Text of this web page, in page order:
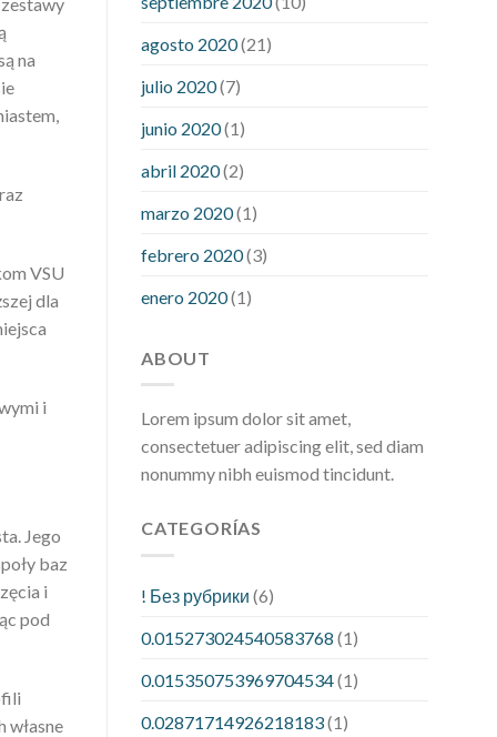
na
VSU
dla
i
Jego
baz
i
pod
własne
hour after eatingwhat to do when
diabetic blood sugar is high
agosto 2020(21)
julio 2020(7)
junio 2020(1)
abril 2020(2)
marzo 2020(1)
febrero 2020(3)
enero 2020(1)
ABOUT
Lorem ipsum dolor sit amet,
consectetuer adipiscing elit, sed diam
nonummy nibh euismod tincidunt.
CATEGORÍAS
! Без рубрики (6)
0.015273024540583768 (1)
0.015350753969704534(1)
0.02871714926218183(1)